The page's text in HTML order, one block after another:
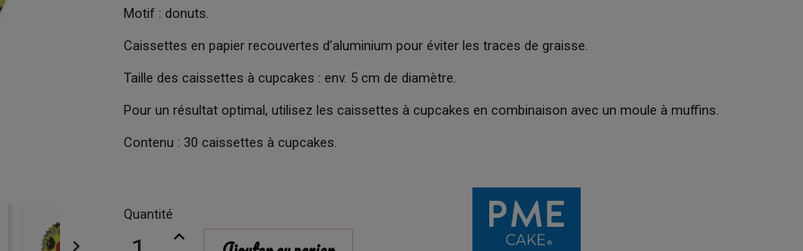

Motif : donuts.
Caissettes en papier recouvertes d’aluminium pour éviter les traces de graisse.
Taille des caissettes à cupcakes : env. 5 cm de diamètre.
Pour un résultat optimal, utilisez les caissettes à cupcakes en combinaison avec un moule à muffins.
Contenu : 30 caissettes à cupcakes.
Quantité